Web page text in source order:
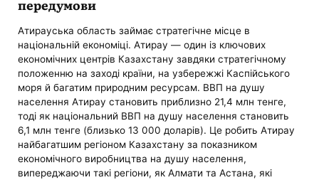
передумови
Атирауська область займає стратегічне місце в
національній економіці. Атирау — один із ключових
економічних центрів Казахстану завдяки стратегічному
положенню на заході країни, на узбережжі Каспійського
моря й багатим природним ресурсам. ВВП на душу
населення Атирау становить приблизно 21,4 млн тенге,
тоді як національний ВВП на душу населення становить
6,1 млн тенге (близько 13 000 доларів). Це робить Атирау
найбагатшим регіоном Казахстану за показником
економічного виробництва на душу населення,
випереджаючи такі регіони, як Алмати та Астана, які